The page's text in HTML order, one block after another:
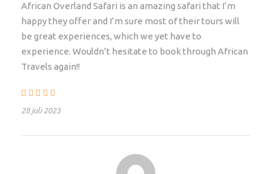
Download tour dossier voor meer informatie
Hotel Pickup
Deze safari start zowel bij het Heron Hotel te Nairobi
vanuit Wildebeest Eco Camp, Nairobi. Extra
overnachtingen zijn bij te boeken
African Overland Safari is an amazing safari that I’m
happy they offer and I’m sure most of their tours will
be great experiences, which we yet have to
experience. Wouldn’t hesitate to book through African
Travels again!!
28 juli 2023